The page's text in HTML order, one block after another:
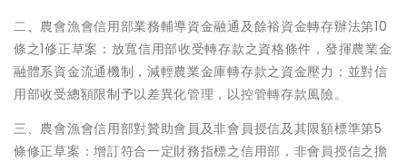
二、農會漁會信用部業務輔導資金融通及餘裕資金轉存辦法第10
條之1修正草案：放寬信用部收受轉存款之資格條件，發揮農業金
融體系資金流通機制，減輕農業金庫轉存款之資金壓力；並對信
用部收受總額限制予以差異化管理，以控管轉存款風險。
三、農會漁會信用部對贊助會員及非會員授信及其限額標準第5
條修正草案：增訂符合一定財務指標之信用部，非會員授信之擔